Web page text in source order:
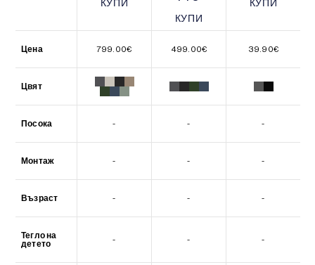
КУПИ
КУПИ
КУПИ
КУПИ
Цена 799.00€ 499.00€ 39.90€
Цвят
Посока - - -
Монтаж - - -
Възраст - - -
Тегло на
детето
- - -